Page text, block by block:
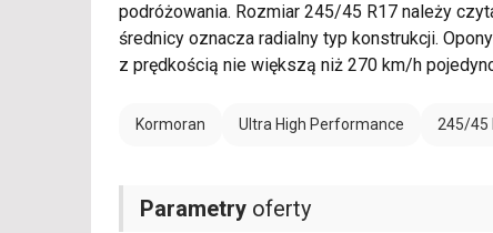
podróżowania. Rozmiar 245/45 R17 należy
średnicy oznacza radialny typ konstrukcji. Opony
z prędkością nie większą niż 270 km/h
Kormoran Ultra High Performance 245/45
Parametry oferty